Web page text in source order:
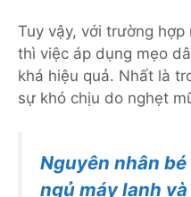
Tuy vậy, với trường
thì việc áp dụng mẹo
khá hiệu quả. Nhất là
sự khó chịu do nghẹt
Nguyên nhân
ngủ máy lạnh